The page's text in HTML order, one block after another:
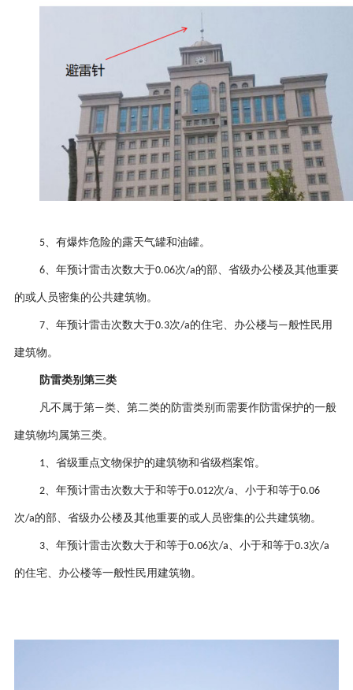
5、 有爆炸危险的露天气罐和油罐。
6、 年预计雷击次数大于0.06次/a的部、省级办公楼及其他重要
的或人员密集的公共建筑物。
7、 年预计雷击次数大于0.3次/a的住宅、办公楼与—般性民用
建筑物。
防雷类别 第三类
凡不属于第—类、第二类的 防雷类别 而需要作防雷保护的一般
建筑物均属第三类。
1 省级重点文物保护的建筑物和省级档案馆。
2、 年预计雷击次数大于和等于0.012次/a 、小于和等于0.06
次/a的部、省级办公楼及其他重要的或人员密集的公共建筑物。
3、 年预计雷击次数大于和等于0.06次/a 、小于和等于0.3次/a
的住宅、办公楼等一般性民用建筑物 。